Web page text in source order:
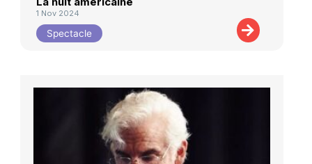
1 Nov 2024
Spectacle